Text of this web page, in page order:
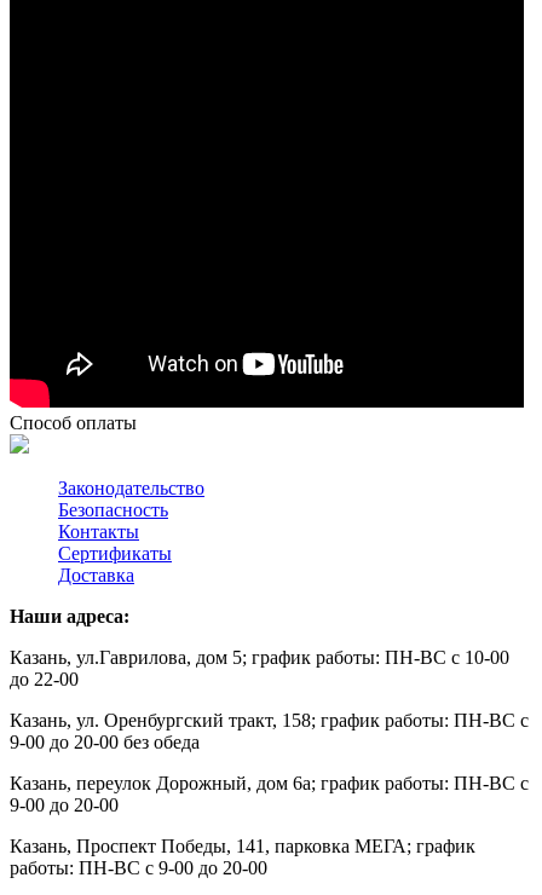
Способ оплаты
Законодательство
Безопасность
Контакты
Сертификаты
Доставка
Наши адреса:
Казань, ул.Гаврилова, дом 5; график работы: ПН-ВС с 10-00
до 22-00
Казань, ул. Оренбургский тракт, 158; график работы: ПН-ВС с
9-00 до 20-00 без обеда
Казань, переулок Дорожный, дом 6а; график работы: ПН-ВС с
9-00 до 20-00
Казань, Проспект Победы, 141, парковка МЕГА; график
работы: ПН-ВС с 9-00 до 20-00